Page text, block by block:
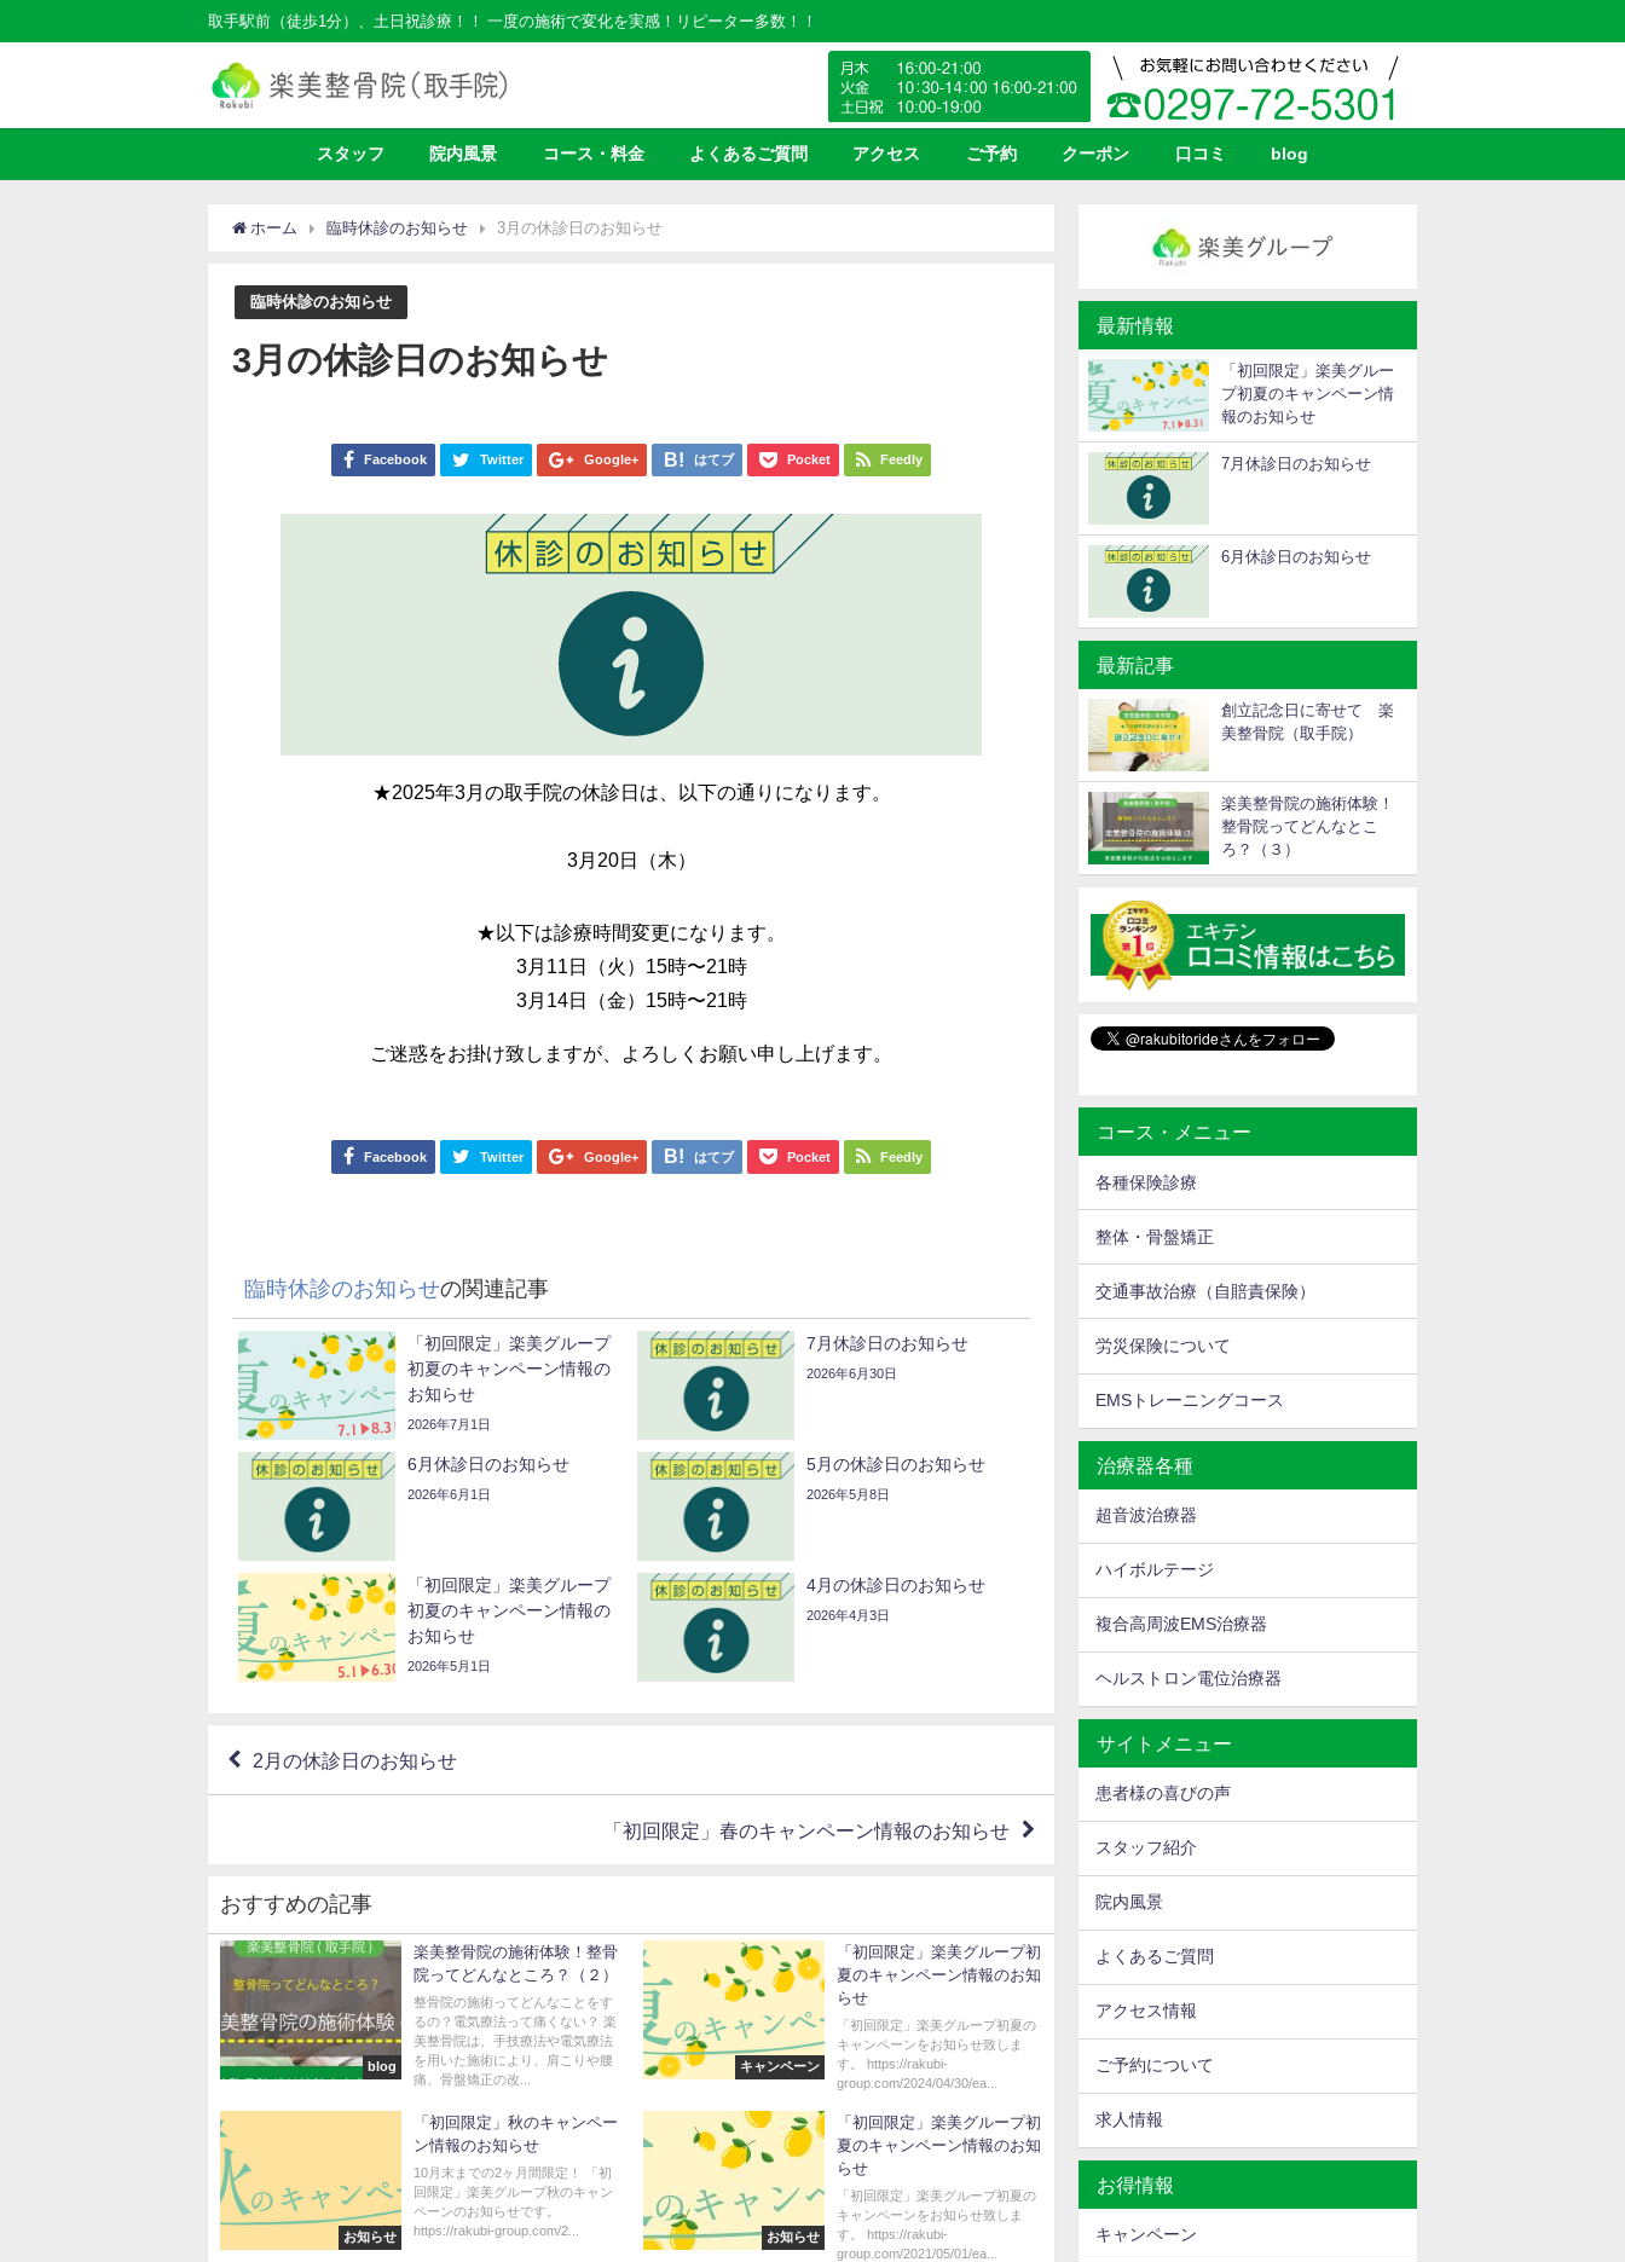
取手駅前（徒歩1分）、土日祝診療！！ 一度の施術で変化を実感！リピーター多数！！
スタッフ 院内風景 コース・料金 よくあるご質問 アクセス ご予約 クーポン 口コミ blog
ホーム 臨時休診のお知らせ 3月の休診日のお知らせ
臨時休診のお知らせ
3月の休診日のお知らせ
Facebook Twitter Google+ はてブ Pocket Feedly
★2025年3月の取手院の休診日は、以下の通りになります。
3月20日（木）
★以下は診療時間変更になります。
3月11日（火）15時〜21時
3月14日（金）15時〜21時
ご迷惑をお掛け致しますが、よろしくお願い申し上げます。
Facebook Twitter Google+ はてブ Pocket Feedly
臨時休診のお知らせの関連記事
「初回限定」楽美グループ
初夏のキャンペーン情報の
お知らせ
2026年7月1日
7月休診日のお知らせ
2026年6月30日
6月休診日のお知らせ
2026年6月1日
5月の休診日のお知らせ
2026年5月8日
「初回限定」楽美グループ
初夏のキャンペーン情報の
お知らせ
2026年5月1日
4月の休診日のお知らせ
2026年4月3日
2月の休診日のお知らせ
「初回限定」春のキャンペーン情報のお知らせ
おすすめの記事
blog
楽美整骨院の施術体験！整骨
院ってどんなところ？（２）
整骨院の施術ってどんなことをす
るの？電気療法って痛くない？ 楽
美整骨院は、手技療法や電気療法
を用いた施術により、肩こりや腰
痛、骨盤矯正の改...
キャンペーン
「初回限定」楽美グループ初
夏のキャンペーン情報のお知
らせ
「初回限定」楽美グループ初夏の
キャンペーンをお知らせ致しま
す。 https://rakubi-
group.com/2024/04/30/ea...
お知らせ
「初回限定」秋のキャンペー
ン情報のお知らせ
10月末までの2ヶ月間限定！ 「初
回限定」楽美グループ秋のキャン
ペーンのお知らせです。
https://rakubi-group.com/2...
お知らせ
「初回限定」楽美グループ初
夏のキャンペーン情報のお知
らせ
「初回限定」楽美グループ初夏の
キャンペーンをお知らせ致しま
す。 https://rakubi-
group.com/2021/05/01/ea...
最新情報
「初回限定」楽美グルー
プ初夏のキャンペーン情
報のお知らせ
7月休診日のお知らせ
6月休診日のお知らせ
最新記事
創立記念日に寄せて 楽
美整骨院（取手院）
楽美整骨院の施術体験！
整骨院ってどんなとこ
ろ？（３）
コース・メニュー
各種保険診療
整体・骨盤矯正
交通事故治療（自賠責保険）
労災保険について
EMSトレーニングコース
治療器各種
超音波治療器
ハイボルテージ
複合高周波EMS治療器
ヘルストロン電位治療器
サイトメニュー
患者様の喜びの声
スタッフ紹介
院内風景
よくあるご質問
アクセス情報
ご予約について
求人情報
お得情報
キャンペーン